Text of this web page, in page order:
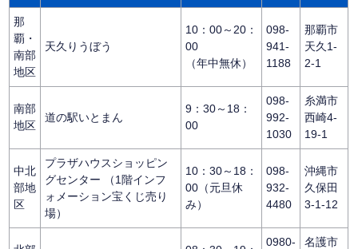
那
覇・
南部
地区
天久りうぼう
10：00～20：
00
（年中無休）
098-
941-
1188
那覇市
天久1-
2-1
南部
地区
道の駅いとまん
9：30～18：
00
098-
992-
1030
糸満市
西崎4-
19-1
中北
部地
区
プラザハウスショッピン
グセンター （1階インフ
ォメーション宝くじ売り
場）
10：30～18：
00（元旦休
み）
098-
932-
4480
沖縄市
久保田
3-1-12
0980-
名護市